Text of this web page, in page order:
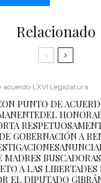
Relacionado
acuerdo LXVI Legislatura
PUNTO DE
GOBERNACIÓN A
MADRES
A LAS
EL DIPUTADO